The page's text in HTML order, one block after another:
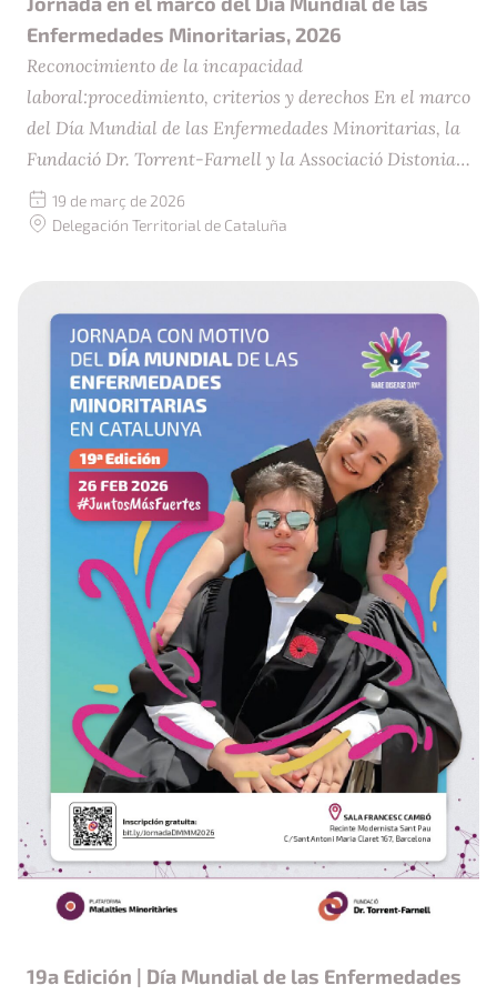
Enfermedades Minoritarias, 2026
Reconocimiento de la incapacidad
laboral:procedimiento, criterios y derechos En el marco
del Día Mundial de las Enfermedades Minoritarias, la
Fundació Dr. Torrent-Farnell y la Associació Distonia
Catalunya organizan esta jornada satélite con el
objetivo de ofrecer información útil, comprensible y
Fecha:
19 de març de 2026
Ubicación:
Delegación Territorial de Cataluña
19a Edición | Día Mundial de las Enfermedades